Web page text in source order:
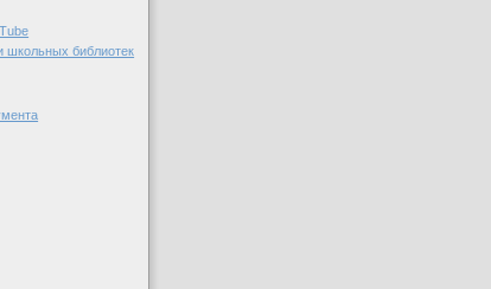
школьных библиотек